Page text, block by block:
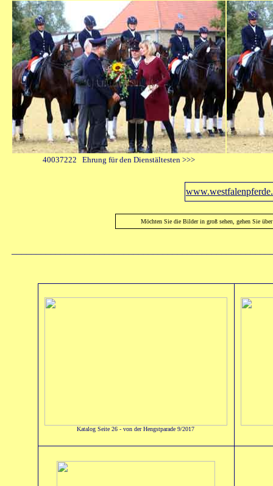
40037222 Ehrung für den Dienstältesten >>>
Möchten Sie die Bilder in groß sehen, gehen Sie
Katalog Seite 26 - von der Hengstparade 9/2017